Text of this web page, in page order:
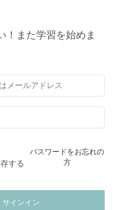
！また学習を始めま
する
パスワードをお忘れの
方
サインイン